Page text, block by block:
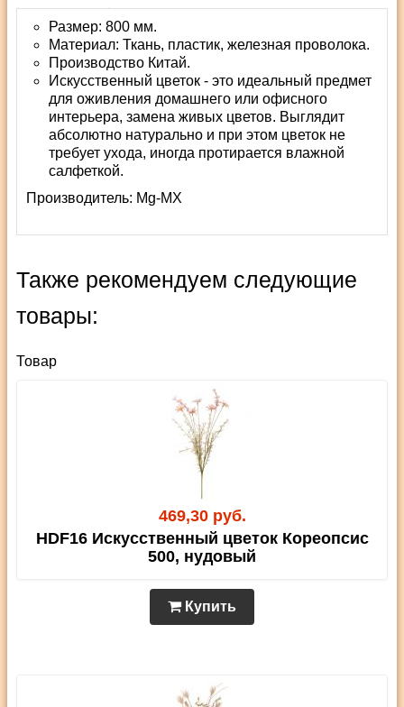
Размер: 800 мм.
Материал: Ткань, пластик, железная проволока.
Производство Китай.
Искусственный цветок - это идеальный предмет
для оживления домашнего или офисного
интерьера, замена живых цветов. Выглядит
абсолютно натурально и при этом цветок не
требует ухода, иногда протирается влажной
салфеткой.
Производитель: Mg-MX
Также рекомендуем следующие
товары:
Товар
469,30 руб.
HDF16 Искусственный цветок Кореопсис
500, нудовый
Купить